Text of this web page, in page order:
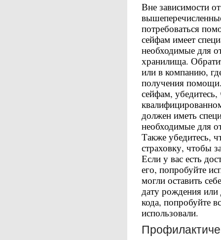
Вне зависимости
потребоваться
сейфам имеет
необходимые для
хранилища.
или в компанию,
получения
сейфам,
должен иметь
необходимые для
Также убедитесь,
страховку, чтобы
Если у вас есть
его, попробуйте
могли оставить
дату рождения
кода, попробуйте
использовали.